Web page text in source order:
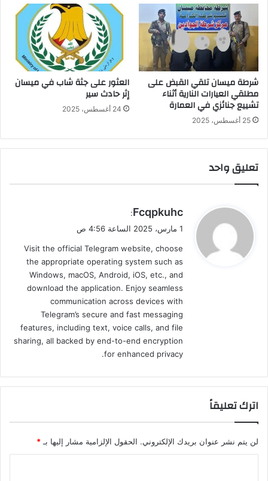
شرطة ميسان تلقي القبض على
مطلقي العيارات النارية أثناء
تشييع جنائزي في العمارة
25 أغسطس، 2025
العثور على جثة شاب في ميسان
إثر حادث سير
24 أغسطس، 2025
تعليق واحد
ي
ل
Fcqpkuhc
:
1 مارس، 2025 الساعة 4:56 ص
Visit the official Telegram website, choose
the appropriate operating system such as
Windows, macOS, Android, iOS, etc., and
download the application. Enjoy seamless
communication across devices with
Telegram’s secure and fast messaging
features, including text, voice calls, and file
sharing, all backed by end-to-end encryption
for enhanced privacy.
اترك تعليقاً
لن يتم نشر عنوان بريدك الإلكتروني. الحقول الإلزامية مشار إليها بـ *